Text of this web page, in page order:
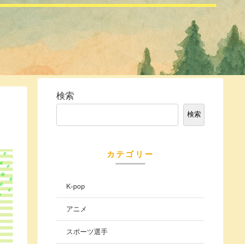
検索
検索
カテゴリー
K-pop
アニメ
スポーツ選手